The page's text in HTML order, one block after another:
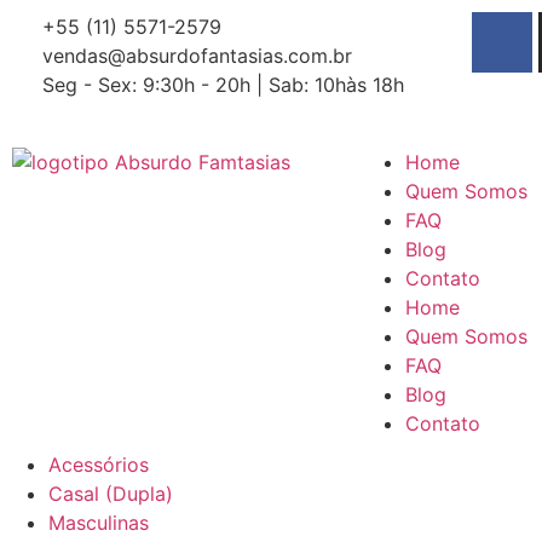
+55 (11) 5571-2579
vendas@absurdofantasias.com.br
Seg - Sex: 9:30h - 20h | Sab: 10hàs 18h
Home
Quem Somos
FAQ
Blog
Contato
Home
Quem Somos
FAQ
Blog
Contato
Acessórios
Casal (Dupla)
Masculinas